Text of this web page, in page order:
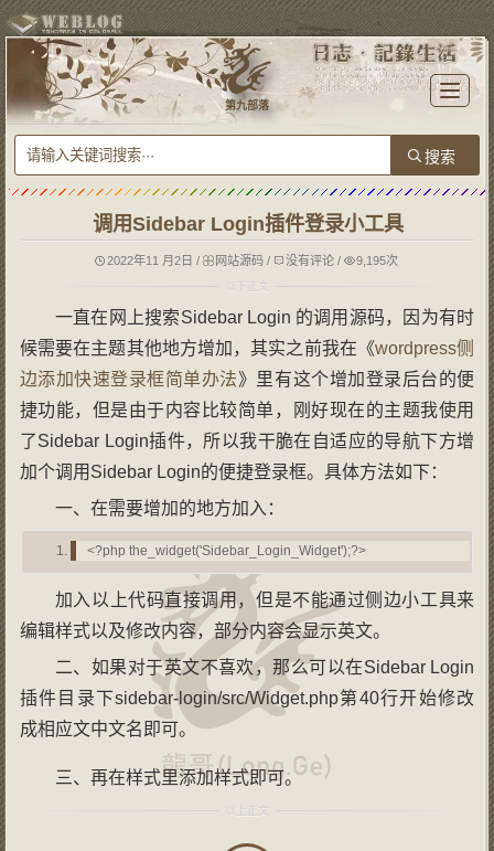
T
o
l
e
n
第九部落
调用Sidebar Login插件登录小工具
2022年11 月2日/ 网站源码 / 没有评论 / 9,195次
一直在网上搜索Sidebar Login 的调用源码，因为有时
候需要在主题其他地方增加，其实之前我在《wordpress侧
边添加快速登录框简单办法》里有这个增加登录后台的便
捷功能，但是由于内容比较简单，刚好现在的主题我使用
了Sidebar Login插件，所以我干脆在自适应的导航下方增
加个调用Sidebar Login的便捷登录框。具体方法如下：
一、在需要增加的地方加入：
<?php the_widget('Sidebar_Login_Widget');?>
加入以上代码直接调用，但是不能通过侧边小工具来
编辑样式以及修改内容，部分内容会显示英文。
二、如果对于英文不喜欢，那么可以在Sidebar Login
插件目录下sidebar-login/src/Widget.php第40行开始修改
成相应文中文名即可。
三、再在样式里添加样式即可。